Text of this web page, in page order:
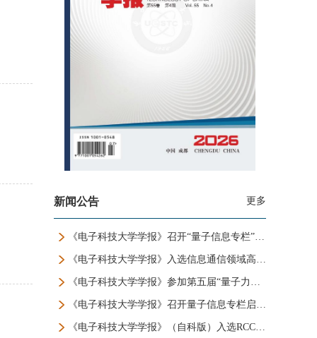
新闻公告 更多
《电子科技大学学报》召开“量子信息专栏”研讨会
《电子科技大学学报》入选信息通信领域高质量科技期刊分级目录T1级
《电子科技大学学报》参加第五届“量子力学二次革命”论坛
《电子科技大学学报》召开量子信息专栏启动会
《电子科技大学学报》（自科版）入选RCCSE中国权威学术期刊（A+）